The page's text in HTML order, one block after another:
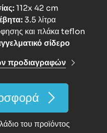
112x 42 cm
3.5 λίτρα
και πλάκα teflon
σίδερο
προδιαγραφών
του προϊόντος